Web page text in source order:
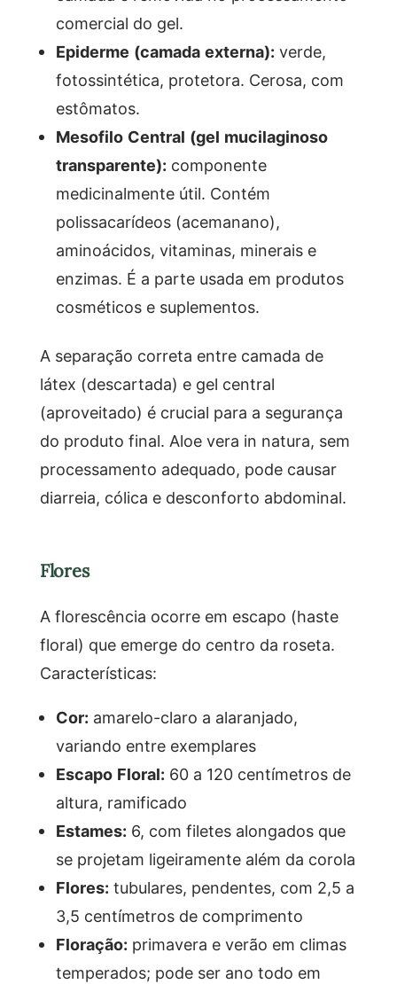
comercial do gel.
Epiderme (camada externa): verde,
fotossintética, protetora. Cerosa, com
estômatos.
Mesofilo Central (gel mucilaginoso
transparente): componente
medicinalmente útil. Contém
polissacarídeos (acemanano),
aminoácidos, vitaminas, minerais e
enzimas. É a parte usada em produtos
cosméticos e suplementos.
A separação correta entre camada de
látex (descartada) e gel central
(aproveitado) é crucial para a segurança
do produto final. Aloe vera in natura, sem
processamento adequado, pode causar
diarreia, cólica e desconforto abdominal.
Flores
A florescência ocorre em escapo (haste
floral) que emerge do centro da roseta.
Características:
Cor: amarelo-claro a alaranjado,
variando entre exemplares
Escapo Floral: 60 a 120 centímetros de
altura, ramificado
Estames: 6, com filetes alongados que
se projetam ligeiramente além da corola
Flores: tubulares, pendentes, com 2,5 a
3,5 centímetros de comprimento
Floração: primavera e verão em climas
temperados; pode ser ano todo em